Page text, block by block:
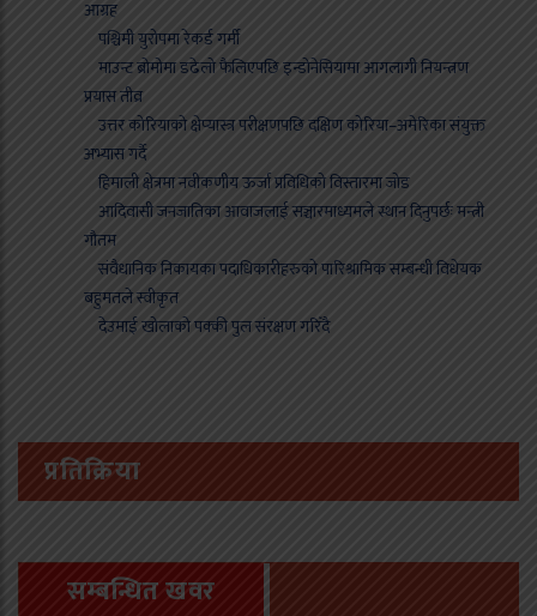
आग्रह
पश्चिमी युरोपमा रेकर्ड गर्मी
माउन्ट ब्रोमोमा डढेलो फैलिएपछि इन्डोनेसियामा आगलागी नियन्त्रण
प्रयास तीव्र
उत्तर कोरियाको क्षेप्यास्त्र परीक्षणपछि दक्षिण कोरिया–अमेरिका संयुक्त
अभ्यास गर्दै
हिमाली क्षेत्रमा नवीकणीय ऊर्जा प्रविधिको विस्तारमा जोड
आदिवासी जनजातिका आवाजलाई सञ्चारमाध्यमले स्थान दिनुपर्छः मन्त्री
गौतम
संवैधानिक निकायका पदाधिकारीहरुको पारिश्रामिक सम्बन्धी विधेयक
बहुमतले स्वीकृत
देउमाई खोलाको पक्की पुल संरक्षण गरिँदै
प्रतिक्रिया
सम्बन्धित खवर